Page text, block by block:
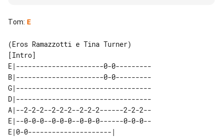
Tom: E
[Intro]
E|----------------------0-0---------
B|----------------------0-0---------
G|----------------------------------
D|----------------------------------
A|--2-2-2--2-2-2--2-2-2------2-2-2--
E|--0-0-0--0-0-0--0-0-0------0-0-0--
E|0-0---------------------|